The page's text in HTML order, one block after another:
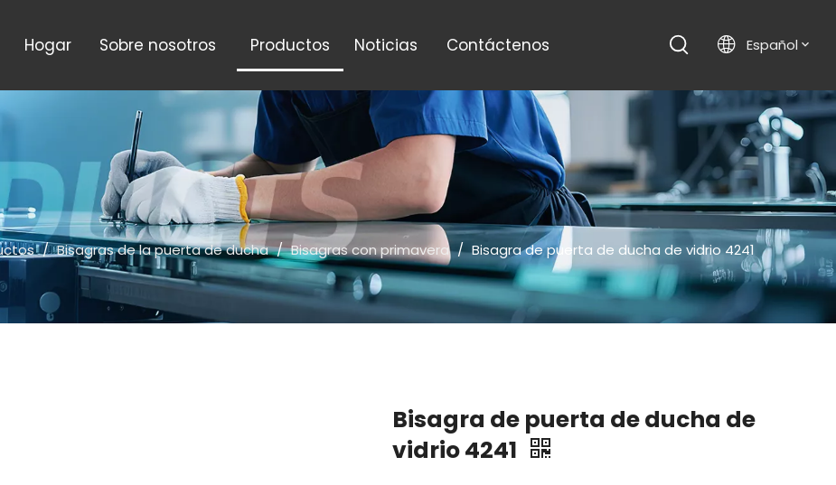
Hogar Sobre nosotros Productos Noticias Contáctenos Español
/ Bisagras de la puerta de ducha / Bisagras con primavera / Bisagra de puerta de ducha de vidrio 4241
Bisagra de puerta de ducha de
vidrio 4241